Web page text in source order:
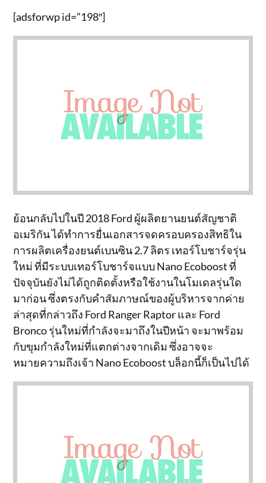
[adsforwp id=”198″]
ย้อนกลับไปในปี 2018 Ford ผู้ผลิตยานยนต์สัญชาติ
อเมริกัน ได้ทำการยื่นเอกสารจดครอบครองสิทธิใน
การผลิตเครื่องยนต์เบนซิน 2.7 ลิตร เทอร์โบชาร์จรุ่น
ใหม่ ที่มีระบบเทอร์โบชาร์จแบบ Nano Ecoboost ที่
ปัจจุบันยังไม่ได้ถูกติดตั้งหรือใช้งานในโมเดลรุ่นใด
มาก่อน ซึ่งตรงกับคำสัมภาษณ์ของผู้บริหารจากค่าย
ล่าสุดที่กล่าวถึง Ford Ranger Raptor และ Ford
Bronco รุ่นใหม่ที่กำลังจะมาถึงในปีหน้า จะมาพร้อม
กับขุมกำลังใหม่ที่แตกต่างจากเดิม ซึ่งอาจจะ
หมายความถึงเจ้า Nano Ecoboost บล็อกนี้ก็เป็นไปได้